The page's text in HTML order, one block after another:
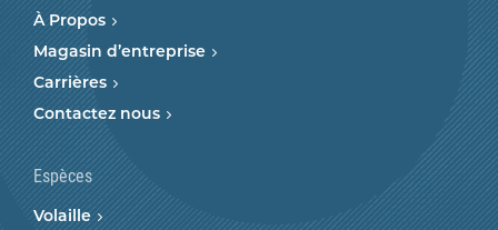
À Propos
Magasin d’entreprise
Carrières
Contactez nous
Espèces
Volaille